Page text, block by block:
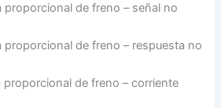
proporcional de freno – señal no
proporcional de freno – respuesta no
proporcional de freno – corriente